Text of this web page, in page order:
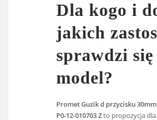
Dla kogo i
jakich
sprawdzi się
model?
Promet Guzik d przycisku
P0-12-010703 Zto propozycja